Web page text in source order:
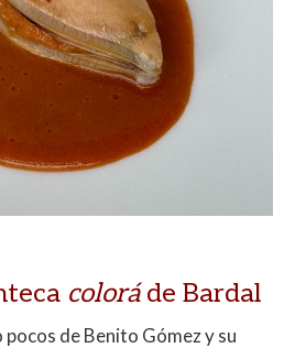
coloráde Bardal
de Benito Gómez y su